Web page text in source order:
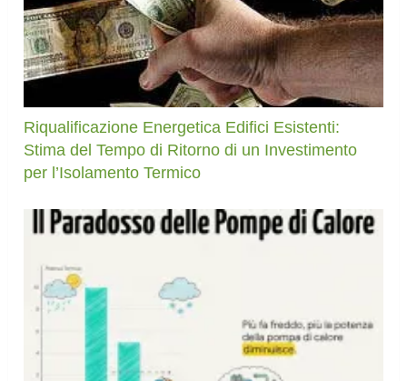
Riqualificazione Energetica Edifici Esistenti:
Stima del Tempo di Ritorno di un Investimento
per l’Isolamento Termico